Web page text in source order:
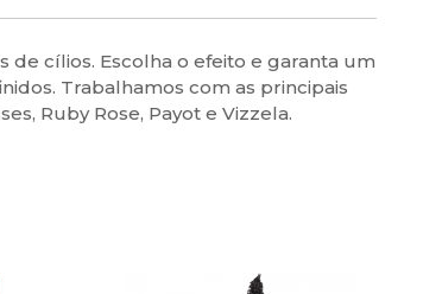
Tratamento para unhas
de cílios. Escolha o efeito e garanta um
Trabalhamos com as principais
Ruby Rose, Payot e Vizzela.